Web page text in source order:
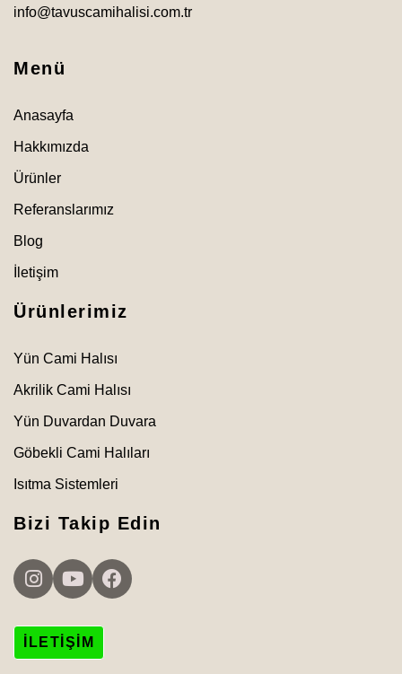
info@tavuscamihalisi.com.tr
Menü
Anasayfa
Hakkımızda
Ürünler
Referanslarımız
Blog
İletişim
Ürünlerimiz
Yün Cami Halısı
Akrilik Cami Halısı
Yün Duvardan Duvara
Göbekli Cami Halıları
Isıtma Sistemleri
Bizi Takip Edin
İLETIŞIM